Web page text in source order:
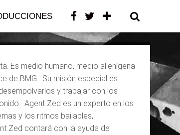
CONTACTO
Zed
Es medio humano, medio alienígena
de BMG. Su misión especial es
y trabajar con los
Agent Zed es un experto en los
y los ritmos bailables,
Zed contará con la ayuda de